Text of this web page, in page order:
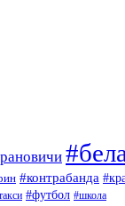
#контрабанда
#футбол #школа